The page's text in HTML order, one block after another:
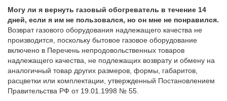
Могу ли я вернуть газовый обогреватель в течение 14
дней, если я им не пользовался, но он мне не понравился.
Возврат газового оборудования надлежащего качества не
производится, поскольку бытовое газовое оборудование
включено в Перечень непродовольственных товаров
надлежащего качества, не подлежащих возврату и обмену на
аналогичный товар других размеров, формы, габаритов,
расцветки или комплектации, утвержденный Постановлением
Правительства РФ от 19.01.1998 № 55.